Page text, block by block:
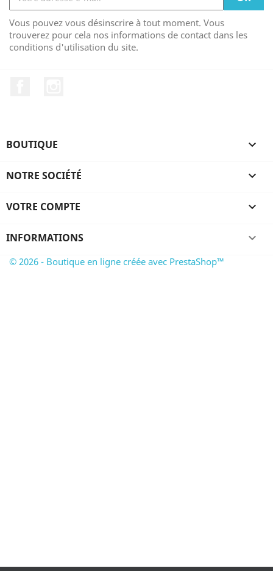
Vous pouvez vous désinscrire à tout moment. Vous
trouverez pour cela nos informations de contact dans les
conditions d'utilisation du site.
BOUTIQUE 
NOTRE SOCIÉTÉ 
VOTRE COMPTE 
INFORMATIONS keyboard_arrow_down
© 2026 - Boutique en ligne créée avec PrestaShop™